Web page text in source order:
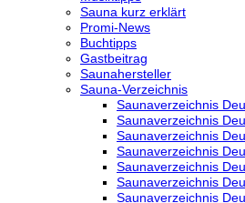
Sauna kurz erklärt
Promi-News
Buchtipps
Gastbeitrag
Saunahersteller
Sauna-Verzeichnis
Saunaverzeichnis
Saunaverzeichnis
Saunaverzeichnis
Saunaverzeichnis
Saunaverzeichnis
Saunaverzeichnis
Saunaverzeichnis